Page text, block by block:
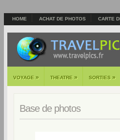
HOME ACHAT DE PHOTOS CARTE
VOYAGE » THEATRE » SORTIES »
Base de photos